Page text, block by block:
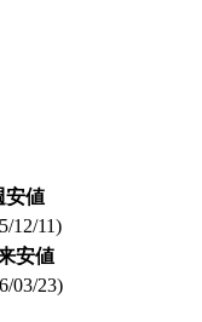
安値
12/11)
安値
03/23)